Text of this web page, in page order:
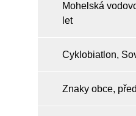
Mohelská
let
Cyklobiatlon,
Znaky obce,